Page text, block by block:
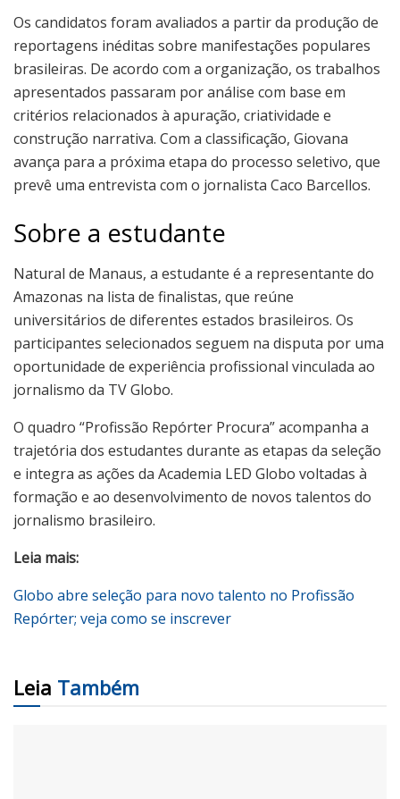
Os candidatos foram avaliados a partir da produção de
reportagens inéditas sobre manifestações populares
brasileiras. De acordo com a organização, os trabalhos
apresentados passaram por análise com base em
critérios relacionados à apuração, criatividade e
construção narrativa. Com a classificação, Giovana
avança para a próxima etapa do processo seletivo, que
prevê uma entrevista com o jornalista Caco Barcellos.
Sobre a estudante
Natural de Manaus, a estudante é a representante do
Amazonas na lista de finalistas, que reúne
universitários de diferentes estados brasileiros. Os
participantes selecionados seguem na disputa por uma
oportunidade de experiência profissional vinculada ao
jornalismo da TV Globo.
O quadro “Profissão Repórter Procura” acompanha a
trajetória dos estudantes durante as etapas da seleção
e integra as ações da Academia LED Globo voltadas à
formação e ao desenvolvimento de novos talentos do
jornalismo brasileiro.
Leia mais:
Globo abre seleção para novo talento no Profissão
Repórter; veja como se inscrever
Leia Também